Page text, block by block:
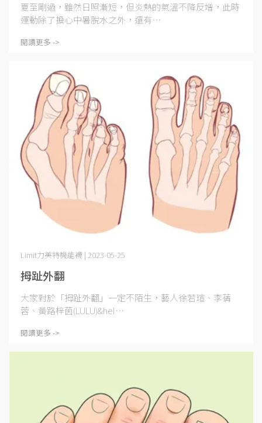
夏至剛過，雖然日照漸短，但炎熱的氣溫不降反增，此時
運動除了擔心中暑脫水之外，還有⋯
閱讀更多 ->
拇趾外翻
Limit力美特機能襪 | 2023-05-25
大家對於「拇趾外翻」一定不陌生，藝人徐若瑄、李蒨
蓉、黃路梓茵(LULU)&hel⋯
閱讀更多 ->